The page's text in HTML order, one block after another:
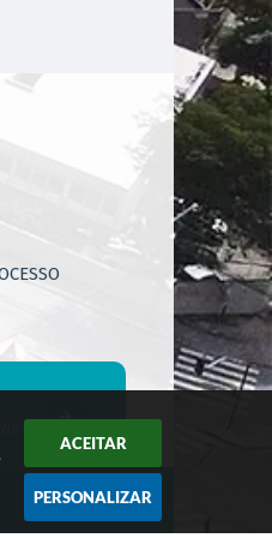
ACEITAR
PERSONALIZAR
do